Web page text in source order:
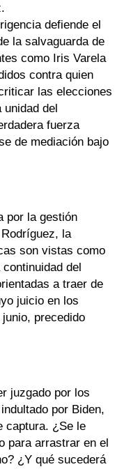
defiende el
la salvaguarda de
como Iris Varela
contra quien
las elecciones
del
fuerza
de mediación bajo
por la gestión
la
son vistas como
del
a traer de
juicio en los
precedido
juzgado por los
por Biden,
captura. ¿Se le
para arrastrar en el
¿Y qué sucederá